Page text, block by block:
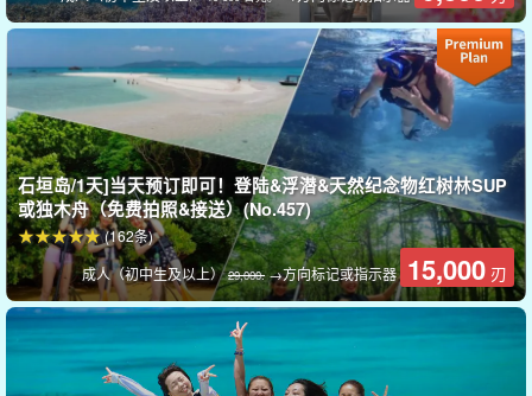
激动人心在所需时间内快马加鞭 明星
石垣岛/1天]当天预订即可！登陆&浮潜&天然纪念物红树林SUP
或独木舟（免费拍照&接送）(No.457)
成人（初中生及以上）29,000.→方向标记或指示器 15,000 刃
(162条)